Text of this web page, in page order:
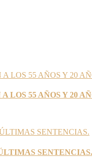
LOS 55 AÑOS Y 20
SENTENCIAS.